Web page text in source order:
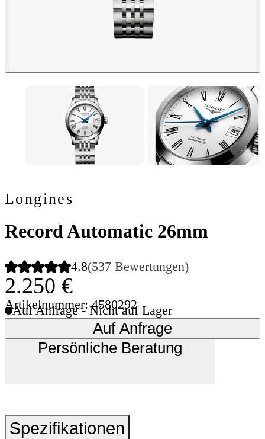
Longines
Record Automatic 26mm
4.8(537 Bewertungen)
2.250 €
Artikelnummer: 4580292
Auf Anfrage - Nicht auf Lager
Auf Anfrage
Persönliche Beratung
Spezifikationen